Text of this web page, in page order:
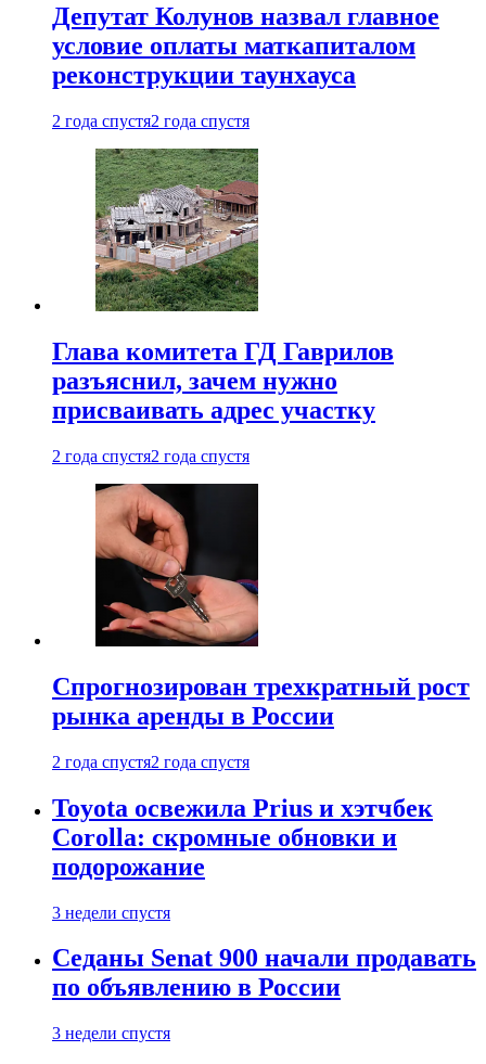
Депутат Колунов назвал главное
условие оплаты маткапиталом
реконструкции таунхауса
2 года спустя2 года спустя
Глава комитета ГД Гаврилов
разъяснил, зачем нужно
присваивать адрес участку
2 года спустя2 года спустя
Спрогнозирован трехкратный рост
рынка аренды в России
2 года спустя2 года спустя
Toyota освежила Prius и хэтчбек
Corolla: скромные обновки и
подорожание
3 недели спустя
Седаны Senat 900 начали продавать
по объявлению в России
3 недели спустя